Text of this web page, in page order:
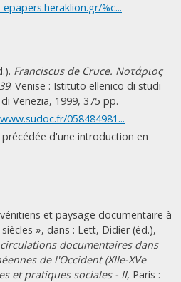
%c...
Franciscus de Cruce. Νοτάριος
. Venise : Istituto ellenico di studi
Venezia, 1999, 375 pp.
058484981...
d'une introduction en
et paysage documentaire à
», dans : Lett, Didier (éd.),
documentaires dans
de l'Occident (XIIe-XVe
et pratiques sociales - II, Paris :